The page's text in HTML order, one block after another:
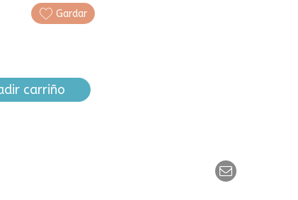
Gardar
carriño